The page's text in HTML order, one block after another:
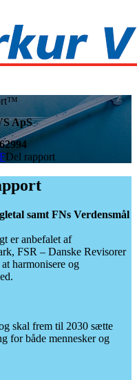
ApS
Del rapport
samt FNs Verdensmål
er anbefalet af
FSR – Danske Revisorer
harmonisere og
skal frem til 2030 sætte
for både mennesker og